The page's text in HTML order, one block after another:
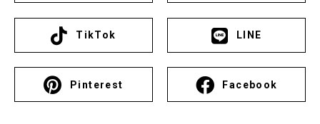
TikTok LINE
Pinterest Facebook